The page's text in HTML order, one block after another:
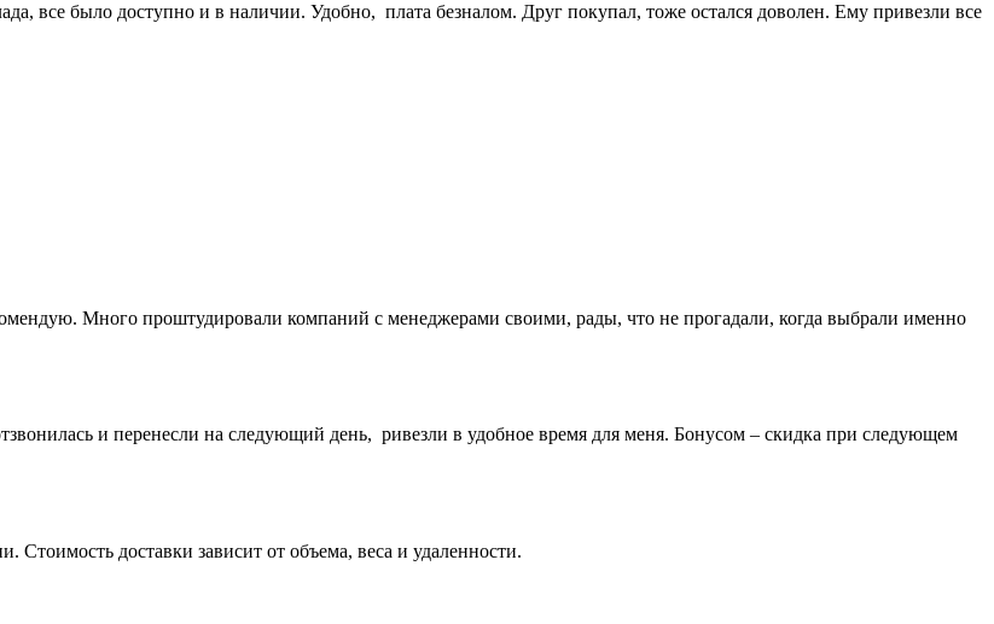
все было доступно и в наличии. Удобно, плата безналом. Друг покупал, тоже остался доволен. Ему привезли все
Много проштудировали компаний с менеджерами своими, рады, что не прогадали, когда выбрали именно
и перенесли на следующий день, ривезли в удобное время для меня. Бонусом – скидка при следующем
доставки зависит от объема, веса и удаленности.